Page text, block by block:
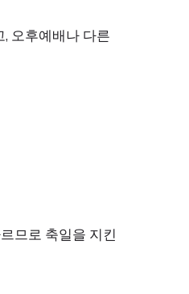
오후예배나 다른
므로 축일을 지킨